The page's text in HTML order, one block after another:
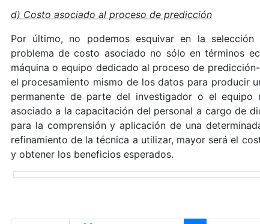
d) Costo asociado al proceso de predicción
Por último, no podemos esquivar en la
problema de costo asociado no sólo en términos
máquina o equipo dedicado al proceso de
el procesamiento mismo de los datos para producir
permanente de parte del investigador o el equipo
asociado a la capacitación del personal a cargo de
para la comprensión y aplicación de una
refinamiento de la técnica a utilizar, mayor será el
y obtener los beneficios esperados.